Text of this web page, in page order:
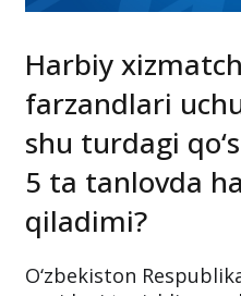
Harbiy
farzandlari
shu turdagi
5 ta tanlovda
qiladimi?
O‘zbekiston